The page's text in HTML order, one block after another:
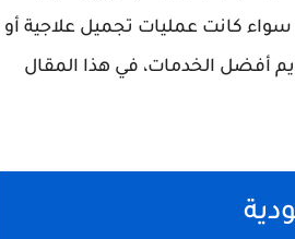
سواء كانت عمليات تجميل علاجية أو
أفضل الخدمات، في هذا المقال